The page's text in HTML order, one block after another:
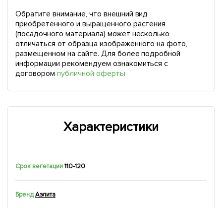
Обратите внимание, что внешний вид
приобретенного и выращенного растения
(посадочного материала) может несколько
отличаться от образца изображенного на фото,
размещенном на сайте. Для более подробной
информации рекомендуем ознакомиться с
договором публичной оферты
Характеристики
Срок вегетации 110-120
БрендАэлита